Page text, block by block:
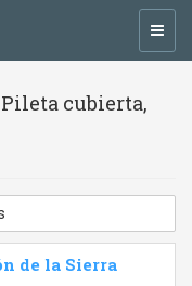
cubierta,
de la Sierra